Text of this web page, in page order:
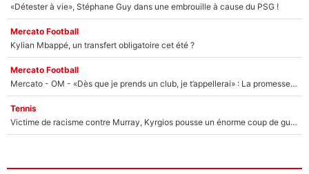
«Détester à vie», Stéphane Guy dans une embrouille à cause du PSG !
Mercato Football
Kylian Mbappé, un transfert obligatoire cet été ?
Mercato Football
Mercato - OM - «Dès que je prends un club, je t’appellerai» : La promesse de Marcelino au moment de claquer la porte
Tennis
Victime de racisme contre Murray, Kyrgios pousse un énorme coup de gueule !